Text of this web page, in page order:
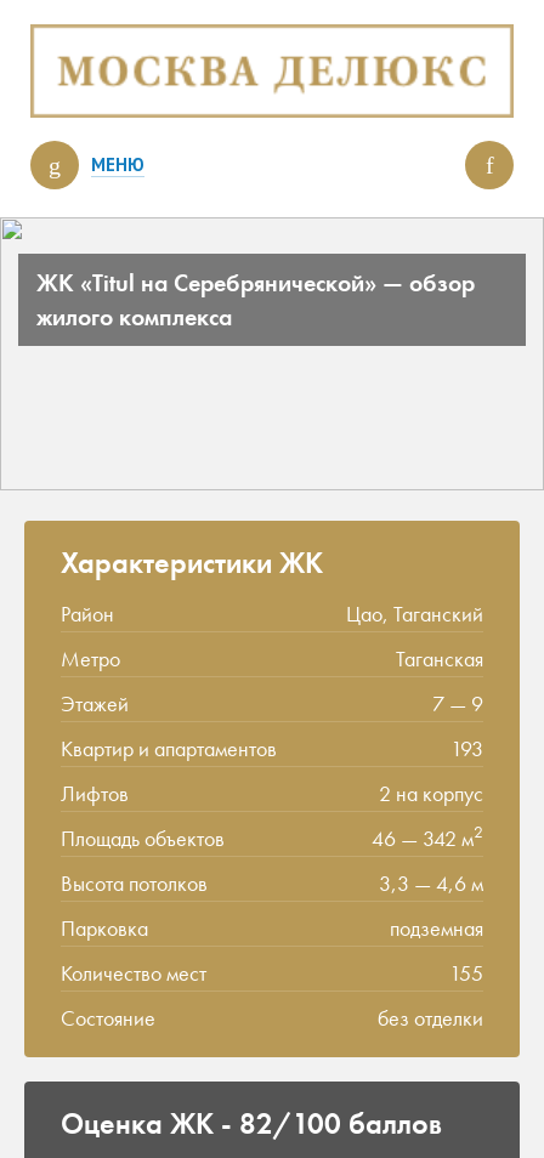
МЕНЮ
ЖК «Titul на Серебрянической» — обзор
жилого комплекса
Характеристики ЖК
Район
Цао, Таганский
Метро
Таганская
Этажей
7 — 9
Квартир и апартаментов
193
Лифтов
2 на корпус
Площадь объектов
46 — 342 м2
Высота потолков
3,3 — 4,6 м
Парковка
подземная
Количество мест
155
Состояние
без отделки
Оценка ЖК - 82/100 баллов